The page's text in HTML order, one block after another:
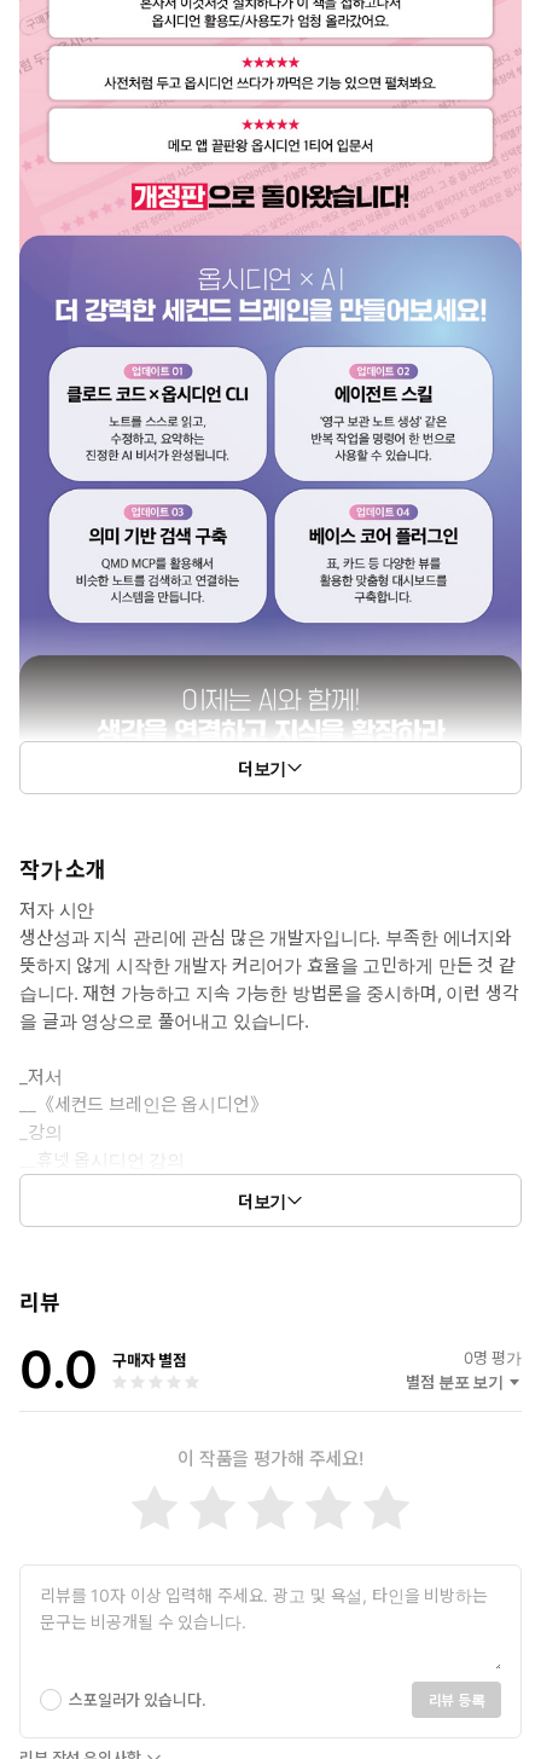
더보기
작가 소개
저자 시안
생산성과 지식 관리에 관심 많은 개발자입니다. 부족한 에너지와
뜻하지 않게 시작한 개발자 커리어가 효율을 고민하게 만든 것 같
습니다. 재현 가능하고 지속 가능한 방법론을 중시하며, 이런 생각
을 글과 영상으로 풀어내고 있습니다.
_저서
__《세컨드 브레인은 옵시디언》
_강의
__휴넷 옵시디언 강의
__Blog _thinkingsian.com
더보기
리뷰
0.0 구매자 별점 0명 평가
별점 분포 보기
이 작품을 평가해 주세요!
스포일러가 있습니다. 리뷰 등록